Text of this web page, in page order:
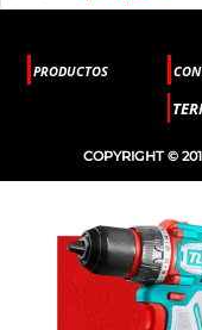
PRODUCTOS
COPYRIGHT ©